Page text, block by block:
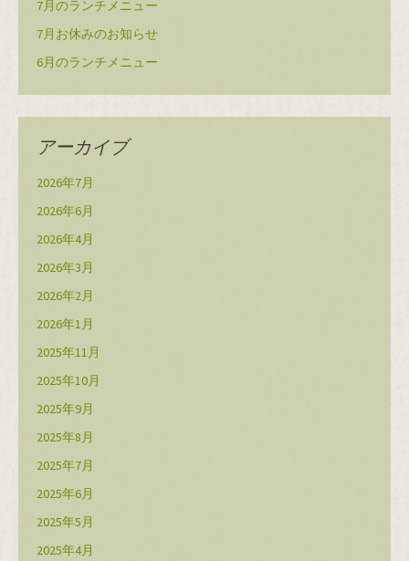
7月のランチメニュー
7月お休みのお知らせ
6月のランチメニュー
アーカイブ
2026年7月
2026年6月
2026年4月
2026年3月
2026年2月
2026年1月
2025年11月
2025年10月
2025年9月
2025年8月
2025年7月
2025年6月
2025年5月
2025年4月